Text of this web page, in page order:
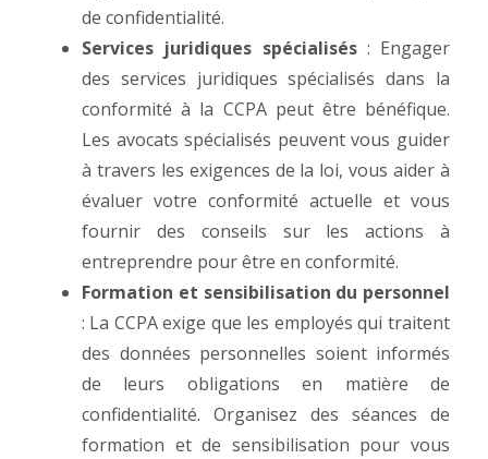
de confidentialité.
Services juridiques spécialisés: Engager
des services juridiques spécialisés dans la
conformité à la CCPA peut être bénéfique.
Les avocats spécialisés peuvent vous guider
à travers les exigences de la loi, vous aider à
évaluer votre conformité actuelle et vous
fournir des conseils sur les actions à
entreprendre pour être en conformité.
Formation et sensibilisation du personnel
: La CCPA exige que les employés qui traitent
des données personnelles soient informés
de leurs obligations en matière de
confidentialité. Organisez des séances de
formation et de sensibilisation pour vous